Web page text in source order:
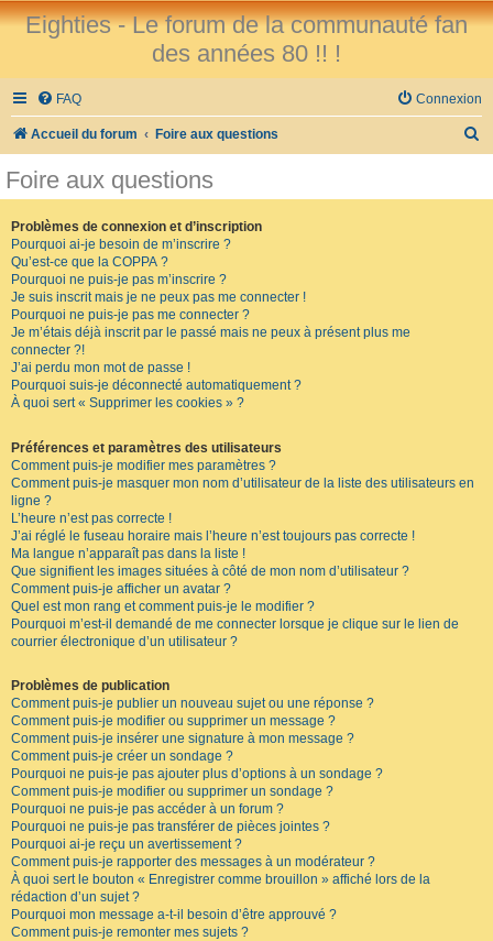
Eighties - Le forum de la communauté fan
des années 80 !! !
FAQ Connexion
Accueil du forum Foire aux questions
Foire aux questions
Problèmes de connexion et d’inscription
Pourquoi ai-je besoin de m’inscrire ?
Qu’est-ce que la COPPA ?
Pourquoi ne puis-je pas m’inscrire ?
Je suis inscrit mais je ne peux pas me connecter !
Pourquoi ne puis-je pas me connecter ?
Je m’étais déjà inscrit par le passé mais ne peux à présent plus me
connecter ?!
J’ai perdu mon mot de passe !
Pourquoi suis-je déconnecté automatiquement ?
À quoi sert « Supprimer les cookies » ?
Préférences et paramètres des utilisateurs
Comment puis-je modifier mes paramètres ?
Comment puis-je masquer mon nom d’utilisateur de la liste des utilisateurs en
ligne ?
L’heure n’est pas correcte !
J’ai réglé le fuseau horaire mais l’heure n’est toujours pas correcte !
Ma langue n’apparaît pas dans la liste !
Que signifient les images situées à côté de mon nom d’utilisateur ?
Comment puis-je afficher un avatar ?
Quel est mon rang et comment puis-je le modifier ?
Pourquoi m’est-il demandé de me connecter lorsque je clique sur le lien de
courrier électronique d’un utilisateur ?
Problèmes de publication
Comment puis-je publier un nouveau sujet ou une réponse ?
Comment puis-je modifier ou supprimer un message ?
Comment puis-je insérer une signature à mon message ?
Comment puis-je créer un sondage ?
Pourquoi ne puis-je pas ajouter plus d’options à un sondage ?
Comment puis-je modifier ou supprimer un sondage ?
Pourquoi ne puis-je pas accéder à un forum ?
Pourquoi ne puis-je pas transférer de pièces jointes ?
Pourquoi ai-je reçu un avertissement ?
Comment puis-je rapporter des messages à un modérateur ?
À quoi sert le bouton « Enregistrer comme brouillon » affiché lors de la
rédaction d’un sujet ?
Pourquoi mon message a-t-il besoin d’être approuvé ?
Comment puis-je remonter mes sujets ?